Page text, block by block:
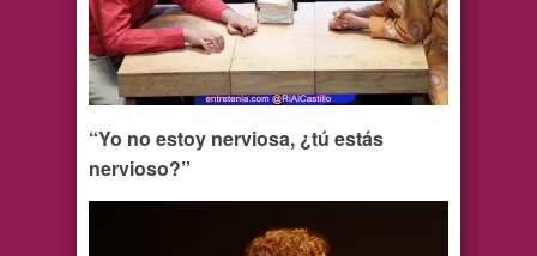
“Yo no estoy nerviosa, ¿tú estás
nervioso?”